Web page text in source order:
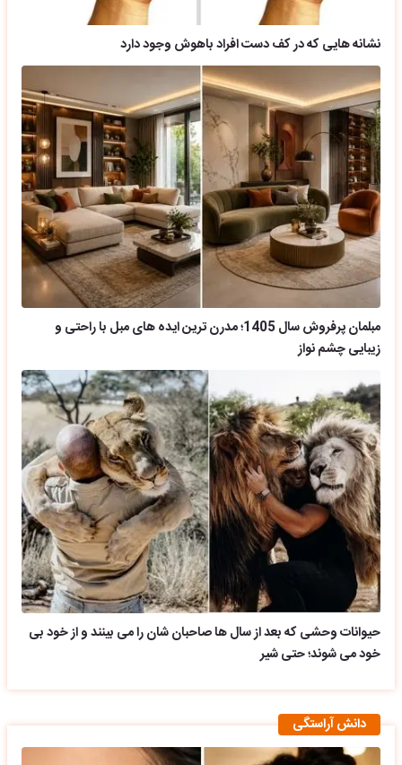
نشانه هایی که در کف دست افراد باهوش وجود دارد
مبلمان پرفروش سال 1405؛ مدرن ترین ایده های مبل با راحتی و
زیبایی چشم نواز
حیوانات وحشی که بعد از سال ها صاحبان شان را می بینند و از خود بی
خود می شوند؛ حتی شیر
دانش آراستگی